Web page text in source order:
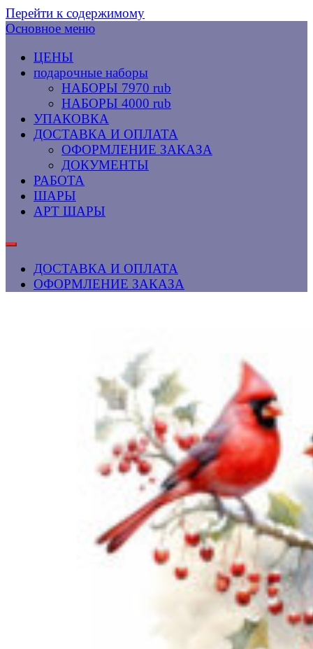
Перейти к содержимому
Основное меню
ЦЕНЫ
подарочные наборы
НАБОРЫ 7970 rub
НАБОРЫ 4000 rub
УПАКОВКА
ДОСТАВКА И ОПЛАТА
ОФОРМЛЕНИЕ ЗАКАЗА
ДОКУМЕНТЫ
РАБОТА
ШАРЫ
АРТ ШАРЫ
ДОСТАВКА И ОПЛАТА
ОФОРМЛЕНИЕ ЗАКАЗА